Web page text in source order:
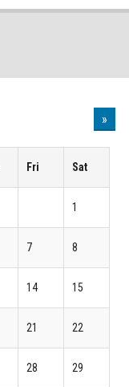
»
Fri Sat
1
7 8
14 15
21 22
28 29